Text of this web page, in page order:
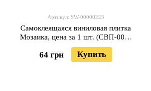
Артикул: SW-00000223
Самоклеящаяся виниловая плитка
Мозаика, цена за 1 шт. (СВП-006)
Матовая SW-00000223
64 грн Купить